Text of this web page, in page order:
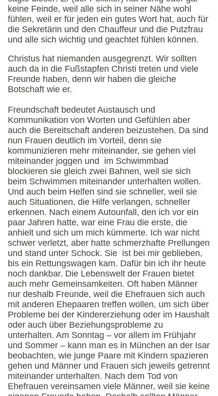
keine Feinde, weil alle sich in seiner Nähe wohl
fühlen, weil er für jeden ein gutes Wort hat, auch für
die Sekretärin und den Chauffeur und die Putzfrau
und alle sich wichtig und geachtet fühlen können.
Christus hat niemanden ausgegrenzt. Wir sollten
auch da in die Fußstapfen Christi treten und viele
Freunde haben, denn wir haben die gleiche
Botschaft wie er.
Freundschaft bedeutet Austausch und
Kommunikation von Worten und Gefühlen aber
auch die Bereitschaft anderen beizustehen. Da sind
nun Frauen deutlich im Vorteil, denn sie
kommunizieren mehr miteinander, sie gehen viel
miteinander joggen und im Schwimmbad
blockieren sie gleich zwei Bahnen, weil sie sich
beim Schwimmen miteinander unterhalten wollen.
Und auch beim Helfen sind sie schneller, weil sie
auch Situationen, die Hilfe verlangen, schneller
erkennen. Nach einem Autounfall, den ich vor ein
paar Jahren hatte, war eine Frau die erste, die
anhielt und sich um mich kümmerte. Ich war nicht
schwer verletzt, aber hatte schmerzhafte Prellungen
und stand unter Schock. Sie ist bei mir geblieben,
bis ein Rettungswagen kam. Dafür bin ich ihr heute
noch dankbar. Die Lebenswelt der Frauen bietet
auch mehr Gemeinsamkeiten. Oft haben Männer
nur deshalb Freunde, weil die Ehefrauen sich auch
mit anderen Ehepaaren treffen wollen, um sich über
Probleme bei der Kindererziehung oder im Haushalt
oder auch über Beziehungsprobleme zu
unterhalten. Am Sonntag – vor allem im Frühjahr
und Sommer – kann man es in München an der Isar
beobachten, wie junge Paare mit Kindern spazieren
gehen und Männer und Frauen sich jeweils getrennt
miteinander unterhalten. Nach dem Tod von
Ehefrauen vereinsamen viele Männer, weil sie keine